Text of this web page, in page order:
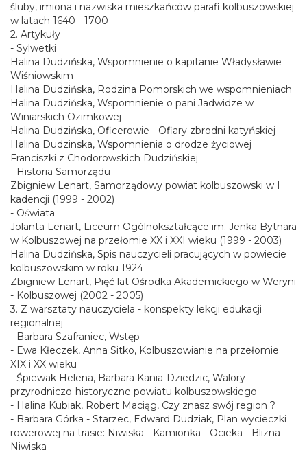
śluby, imiona i nazwiska mieszkańców parafi kolbuszowskiej
w latach 1640 - 1700
2. Artykuły
- Sylwetki
Halina Dudzińska, Wspomnienie o kapitanie Władysławie
Wiśniowskim
Halina Dudzińska, Rodzina Pomorskich we wspomnieniach
Halina Dudzińska, Wspomnienie o pani Jadwidze w
Winiarskich Ozimkowej
Halina Dudzińska, Oficerowie - Ofiary zbrodni katyńskiej
Halina Dudzinska, Wspomnienia o drodze życiowej
Franciszki z Chodorowskich Dudzińskiej
- Historia Samorządu
Zbigniew Lenart, Samorządowy powiat kolbuszowski w I
kadencji (1999 - 2002)
- Oświata
Jolanta Lenart, Liceum Ogólnokształcące im. Jenka Bytnara
w Kolbuszowej na przełomie XX i XXI wieku (1999 - 2003)
Halina Dudzińska, Spis nauczycieli pracujących w powiecie
kolbuszowskim w roku 1924
Zbigniew Lenart, Pięć lat Ośrodka Akademickiego w Weryni
- Kolbuszowej (2002 - 2005)
3. Z warsztaty nauczyciela - konspekty lekcji edukacji
regionalnej
- Barbara Szafraniec, Wstęp
- Ewa Kłeczek, Anna Sitko, Kolbuszowianie na przełomie
XIX i XX wieku
- Śpiewak Helena, Barbara Kania-Dziedzic, Walory
przyrodniczo-historyczne powiatu kolbuszowskiego
- Halina Kubiak, Robert Maciąg, Czy znasz swój region ?
- Barbara Górka - Starzec, Edward Dudziak, Plan wycieczki
rowerowej na trasie: Niwiska - Kamionka - Ocieka - Blizna -
Niwiska